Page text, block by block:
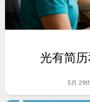
光有简
5月